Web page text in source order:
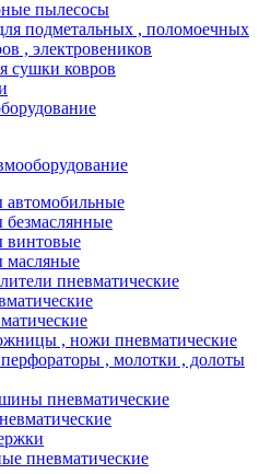
пылесосы
подметальных , поломоечных
, электровеников
сушки ковров
автомобильные
винтовые
масляные
пневматические
, ножи пневматические
, молотки , долоты
пневматические
пневматические